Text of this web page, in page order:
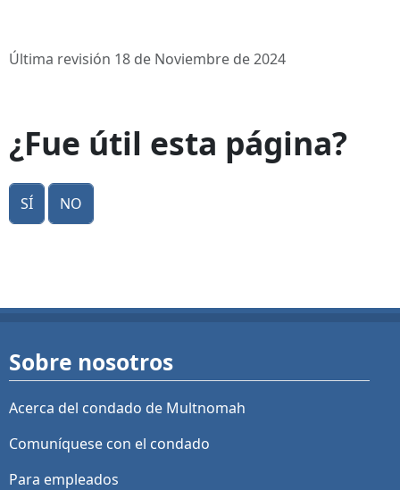
Última revisión 18 de Noviembre de 2024
¿Fue útil esta página?
Sí No
Sobre nosotros
Acerca del condado de Multnomah
Comuníquese con el condado
Para empleados